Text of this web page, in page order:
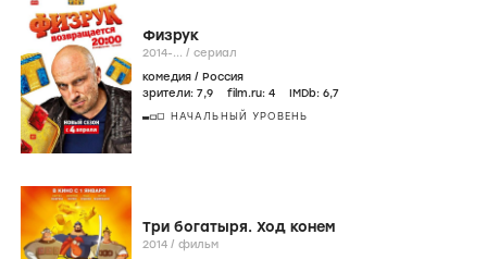
Физрук
2014-... / сериал
комедия / Россия
зрители: 7,9 film.ru: 4 IMDb: 6,7
НАЧАЛЬНЫЙ УРОВЕНЬ
Три богатыря. Ход конем
2014 / фильм